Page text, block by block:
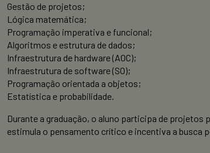
Gestão de projetos;
Lógica matemática;
Programação imperativa e funcional;
Algoritmos e estrutura de dados;
Infraestrutura de hardware (AOC);
Infraestrutura de software (SO);
Programação orientada a objetos;
Estatística e probabilidade.
Durante a graduação, o aluno participa de
estimula o pensamento crítico e incentiva a busca